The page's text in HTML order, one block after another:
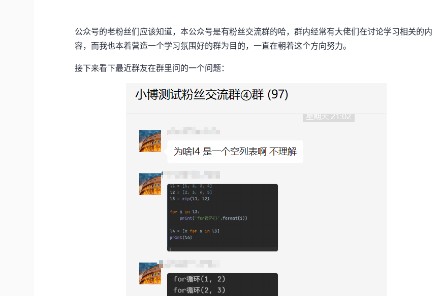
公众号的老粉丝们应该知道，本公众号是有粉丝交流群的哈，群内经常有大佬们在讨论学习相关的内
容，而我也本着营造一个学习氛围好的群为目的，一直在朝着这个方向努力。
接下来看下最近群友在群里问的一个问题：